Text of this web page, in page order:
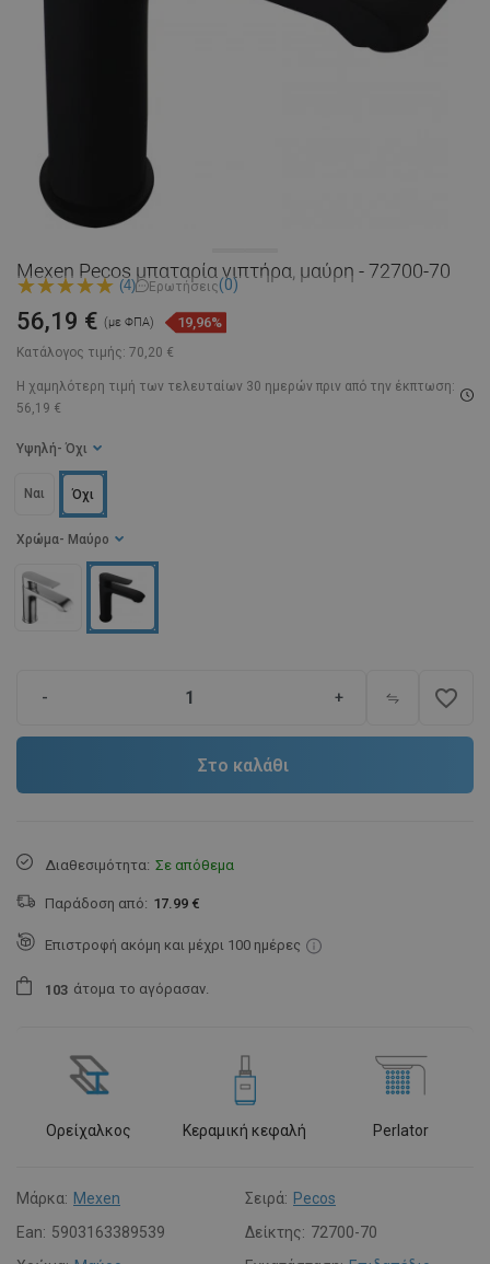
Mexen Pecos μπαταρία νιπτήρα, μαύρη - 72700-70
(4) Ερωτήσεις(0)
Κατάλογος τιμής: 70,20 €
56,19 € (με ΦΠΑ) 19,96%
Η χαμηλότερη τιμή των τελευταίων 30 ημερών πριν από την έκπτωση:
56,19 €
Χρώμα - Μαύρο
Υψηλή - Όχι
Ναι Όχι
- + favorite_border
Στο καλάθι
Διαθεσιμότητα: Σε απόθεμα
Παράδοση από: 17.99 €
Επιστροφή ακόμη και μέχρι 100 ημέρες
1 03 άτομα το αγόρασαν.
Ορείχαλκος Κεραμική κεφαλή Perlator
Μάρκα: Mexen Σειρά: Pecos
Ean: 5903163389539 Δείκτης: 72700-70